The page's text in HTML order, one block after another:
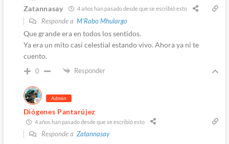
Zatannasay 4 años han pasado desde que se escribió esto
Responde a M'Rabo Mhulargo
Que grande era en todos los sentidos.
Ya era un mito casi celestial estando vivo. Ahora ya ni te
cuento.
0 Responder
Admin
Diógenes Pantarújez
4 años han pasado desde que se escribió esto
Responde a Zatannasay